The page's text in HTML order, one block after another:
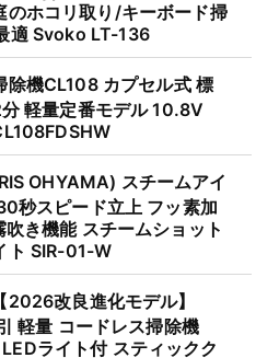
のホコリ取り/キーボード掃
適 Svoko LT-136
除機CL108 カプセル式 標
軽量定番モデル 10.8V
OHYAMA) スチームアイ
秒スピード立上 フッ素加
き機能 スチームショット
ト SIR-01-W
改良進化モデル】
軽量 コードレス掃除機
ライト付 スティックク